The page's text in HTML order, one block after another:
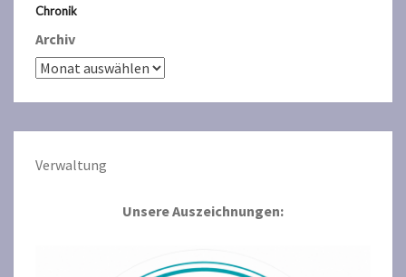
Chronik
Archiv
Verwaltung
Unsere Auszeichnungen: